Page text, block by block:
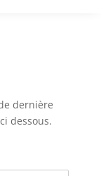
dernière
dessous.